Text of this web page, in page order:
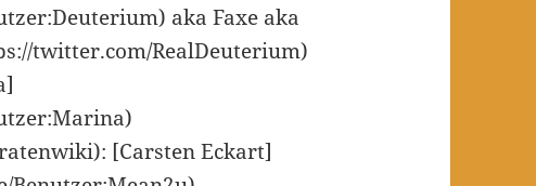
aka Faxe aka
twitter.com/RealDeuterium)
[Carsten Eckart]